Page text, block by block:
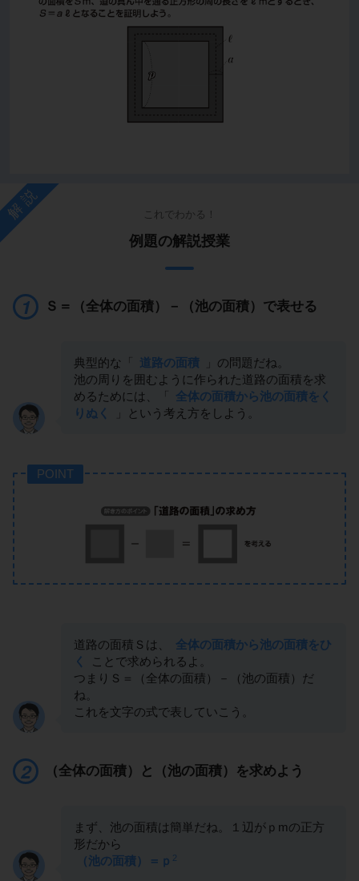
解説 これでわかる！
例題の解説授業
Ｓ＝（全体の面積）－（池の面積）で表せる
典型的な「 道路の面積
」の問題だね。
池の周りを囲むように作られた道路の面積を求
めるためには、「
全体の面積から池の面積をく
りぬく
」という考え方をしよう。
POINT
道路の面積Ｓは、
全体の面積から池の面積をひ
く
ことで求められるよ。
つまりＳ＝（全体の面積）－（池の面積）だ
ね。
これを文字の式で表していこう。
（全体の面積）と（池の面積）を求めよう
まず、池の面積は簡単だね。１辺がｐmの正方
形だから
（池の面積）＝ｐ 2